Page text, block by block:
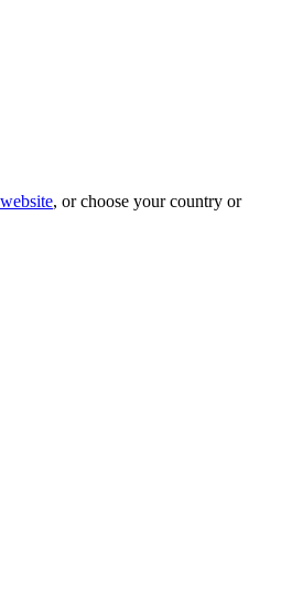
, or choose your country or